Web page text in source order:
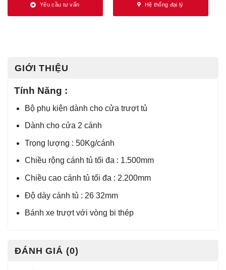
Yêu cầu tư vấn Hệ thống đại lý
GIỚI THIỆU
Tính Năng :
Bộ phụ kiện dành cho cửa trượt tủ
Dành cho cửa 2 cánh
Trọng lượng : 50Kg/cánh
Chiều rộng cánh tủ tối đa : 1.500mm
Chiều cao cánh tủ tối đa : 2.200mm
Độ dày cánh tủ : 26 32mm
Bánh xe trượt với vòng bi thép
ĐÁNH GIÁ (0)